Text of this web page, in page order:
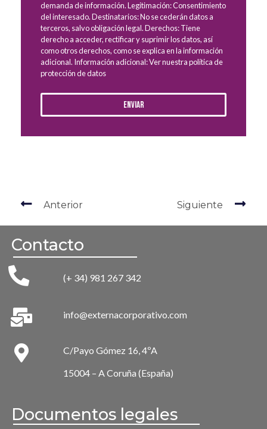
demanda de información. Legitimación: Consentimiento
del interesado. Destinatarios: No se cederán datos a
terceros, salvo obligación legal. Derechos: Tiene
derecho a acceder, rectificar y suprimir los datos, así
como otros derechos, como se explica en la información
adicional. Información adicional: Ver nuestra política de
protección de datos
Enviar
Anterior Siguiente
Contacto
(+ 34) 981 267 342
info@externacorporativo.com
C/Payo Gómez 16, 4ºA
15004 – A Coruña (España)
Documentos legales